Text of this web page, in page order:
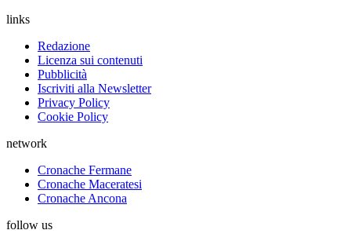
links
Redazione
Licenza sui contenuti
Pubblicità
Iscriviti alla Newsletter
Privacy Policy
Cookie Policy
network
Cronache Fermane
Cronache Maceratesi
Cronache Ancona
follow us